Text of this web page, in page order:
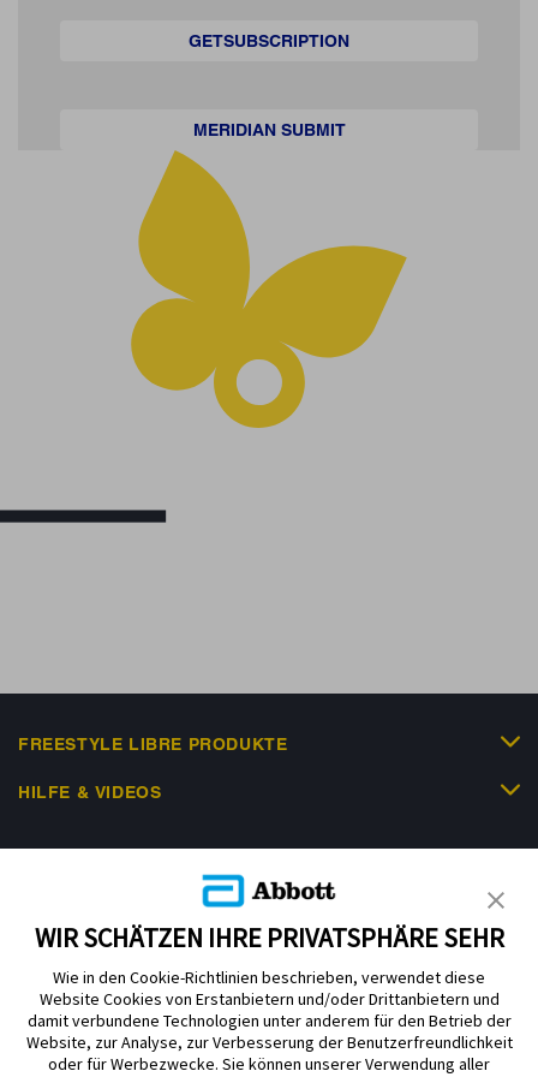
GETSUBSCRIPTION
MERIDIAN SUBMIT
FREESTYLE LIBRE PRODUKTE
HILFE & VIDEOS
Impressum Nutzungsbedingungen
Datenschutzerklärung
WIR SCHÄTZEN IHRE PRIVATSPHÄRE SEHR
Wie in den Cookie-Richtlinien beschrieben, verwendet diese
Website Cookies von Erstanbietern und/oder Drittanbietern und
damit verbundene Technologien unter anderem für den Betrieb der
Website, zur Analyse, zur Verbesserung der Benutzerfreundlichkeit
oder für Werbezwecke. Sie können unserer Verwendung aller